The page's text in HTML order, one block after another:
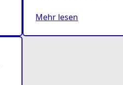
Mehr lesen